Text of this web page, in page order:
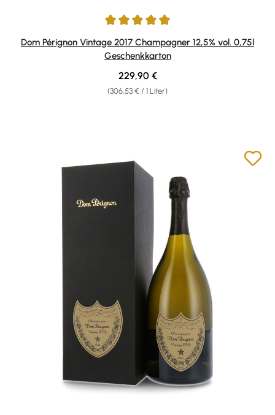
Durchschnittliche Bewertung von 5 von 5 Sternen
Dom Pérignon Vintage 2017 Champagner 12,5% vol. 0,75l
Geschenkkarton
(306,53 € / 1 Liter)
Regulärer Preis:
229,90 €